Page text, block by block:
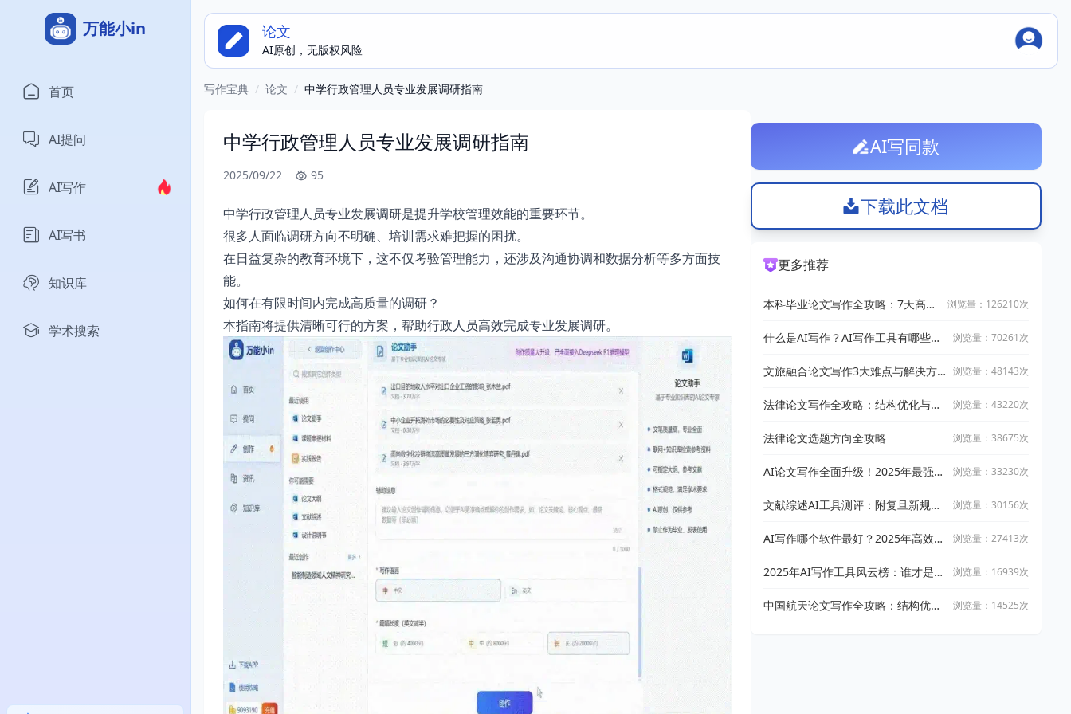
万能小in
首页
AI提问
AI写作
AI写书
知识库
学术搜索
论文
AI原创，无版权风险
写作宝典 / 论文 / 中学行政管理人员专业发展调研指南
中学行政管理人员专业发展调研指南
2025/09/22 95
中学行政管理人员专业发展调研是提升学校管理效能的重要环节。
很多人面临调研方向不明确、培训需求难把握的困扰。
在日益复杂的教育环境下，这不仅考验管理能力，还涉及沟通协调和数据分析等多方面技
能。
如何在有限时间内完成高质量的调研？
本指南将提供清晰可行的方案，帮助行政人员高效完成专业发展调研。
AI写同款
下载此文档
更多推荐
本科毕业论文写作全攻略：7天高效
浏览量：126210次
什么是AI写作？AI写作工具有哪些？
浏览量：70261次
文旅融合论文写作3大难点与解决方
浏览量：48143次
法律论文写作全攻略：结构优化与文
浏览量：43220次
法律论文选题方向全攻略 浏览量：38675次
AI论文写作全面升级！2025年最强写
稿
浏览量：33230次
文献综述AI工具测评：附复旦新规下
浏览量：30156次
AI写作哪个软件最好？2025年高效智
浏览量：27413次
2025年AI写作工具风云榜：谁才是真
浏览量：16939次
中国航天论文写作全攻略：结构优化
浏览量：14525次